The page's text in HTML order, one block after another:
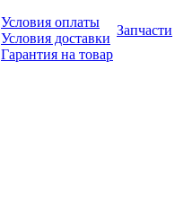
Условия оплаты
Условия доставки
Гарантия на товар
Запчасти